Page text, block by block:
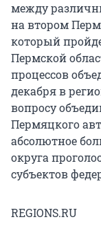
между
на втором
который
Пермской
процессов
декабря в
вопросу
Пермяцкого
абсолютное
округа
субъектов
REGIONS.RU